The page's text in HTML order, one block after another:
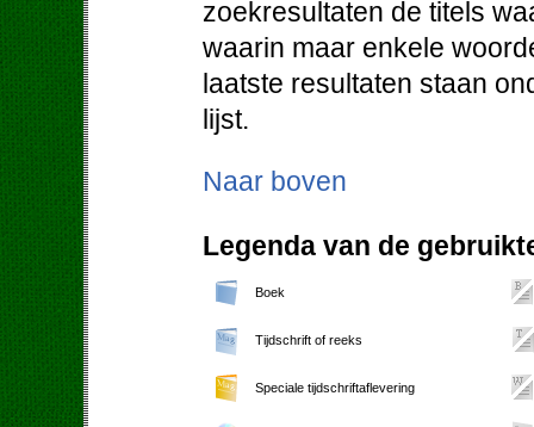
zoekresultaten de titels
waarin maar enkele
laatste resultaten staan
lijst.
Naar boven
Legenda van de
Boek
Tijdschrift of reeks
Speciale tijdschriftaflevering